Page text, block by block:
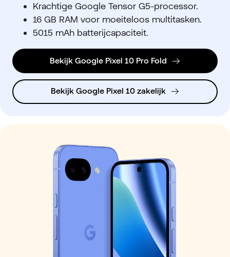
Krachtige Google Tensor G5-processor.
16 GB RAM voor moeiteloos multitasken.
5015 mAh batterijcapaciteit.
Bekijk Google Pixel 10 Pro Fold
Bekijk Google Pixel 10 zakelijk